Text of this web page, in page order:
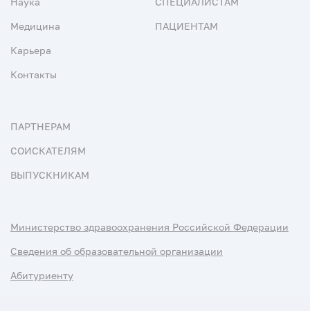
Медицина
Карьера
Контакты
ПАЦИЕНТАМ
ПАРТНЕРАМ
СОИСКАТЕЛЯМ
ВЫПУСКНИКАМ
Министерство здравоохранения Российской Федерации
Сведения об образовательной организации
Абитуриенту